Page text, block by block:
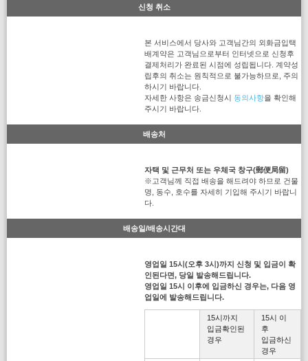
신청 취소
본 서비스에서 당사와 고객님간의 외화금입택
배계약은 고객님으로부터 인터넷으로 신청후
결제처리가 완료된 시점에 성립됩니다. 계약성
립후의 취소는 원칙적으로 불가능하므로, 주의
하시기 바랍니다.
자세한 사항은 송금신청시 동의사항을 확인해
주시기 바랍니다.
배송처
자택 및 근무처 또는 우체국 창구(郵便局留)
※고객님께 직접 배송을 해드려야 하므로 건물
명, 동수, 호수를 자세히 기입해 주시기 바랍니
다.
배송일/배송시간대
영업일 15시(오후 3시)까지 신청 및 입금이 확
인된다면, 당일 발송해드립니다.
영업일 15시 이후에 입금하신 경우는, 다음 영
업일에 발송해드립니다.
15시까지
입금확인된
경우
15시 이
후
입금하신
경우